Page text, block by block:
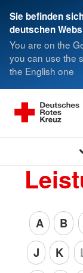
Sie befinden
deutschen
You are on the
you can use the
the English one
A B
J
K